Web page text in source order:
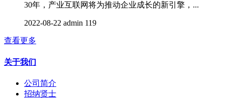
30年，产业互联网将为推动企业成长的新引擎，...
2022-08-22 admin 119
查看更多
关于我们
公司简介
招纳贤士